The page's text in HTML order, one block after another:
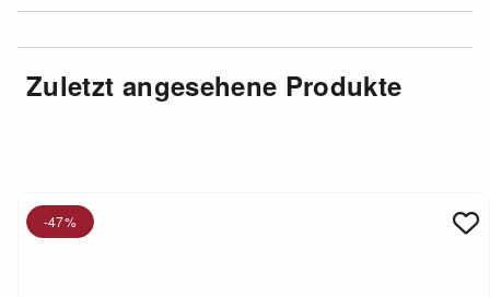
Zuletzt angesehene Produkte
-47%